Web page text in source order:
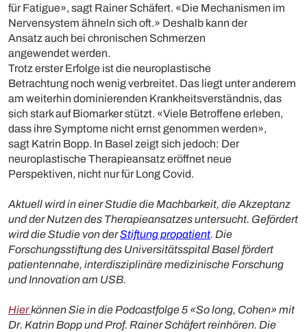
für Fatigue», sagt Rainer Schäfert. «Die Mechanismen im
Nervensystem ähneln sich oft.» Deshalb kann der
Ansatz auch bei chronischen Schmerzen
angewendet werden.
Trotz erster Erfolge ist die neuroplastische
Betrachtung noch wenig verbreitet. Das liegt unter anderem
am weiterhin dominierenden Krankheitsverständnis, das
sich stark auf Biomarker stützt. «Viele Betroffene erleben,
dass ihre Symptome nicht ernst genommen werden»,
sagt Katrin Bopp. In Basel zeigt sich jedoch: Der
neuroplastische Therapieansatz eröffnet neue
Perspektiven, nicht nur für Long Covid.
Aktuell wird in einer Studie die Machbarkeit, die Akzeptanz
und der Nutzen des Therapieansatzes untersucht. Gefördert
wird die Studie von derStiftung propatient. Die
Forschungsstiftung des Universitätsspital Basel fördert
patientennahe, interdisziplinäre medizinische Forschung
und Innovation am USB.
Hierkönnen Sie in die Podcastfolge 5 «So long, Cohen» mit
Dr. Katrin Bopp und Prof. Rainer Schäfert reinhören. Die